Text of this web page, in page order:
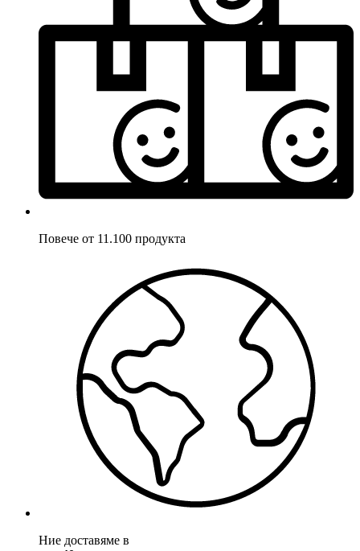
Повече от 11.100 продукта
Ние доставяме в